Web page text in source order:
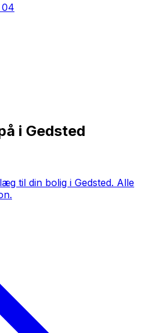
i Gedsted
til din bolig i Gedsted. Alle